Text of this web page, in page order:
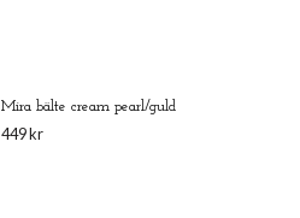
Mira bälte cream pearl/guld
449 kr